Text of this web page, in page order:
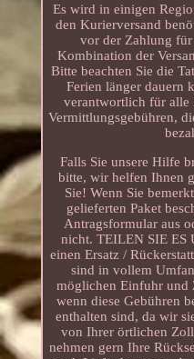
Es wird in einigen
den Kurierversand
vor der Zahlung
Kombination der
Bitte beachten Sie die
Ferien länger dauern
verantwortlich für alle
Vermittlungsgebühren,
Falls Sie unsere Hilfe
bitte, wir helfen Ihnen
Sie! Wenn Sie
gelieferten Paket
Antragsformular aus
nicht. TEILEN SIE ES
einen Ersatz /
sind in vollem
möglichen Einfuhr und
wenn diese Gebühren
enthalten sind, da wir
von Ihrer örtlichen
nehmen gern Ihre